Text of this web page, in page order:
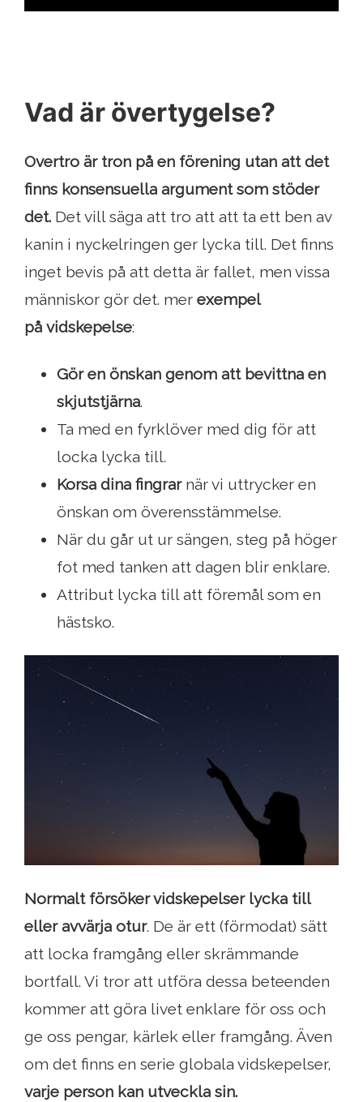
Vad är övertygelse?
Overtro är tron ​​på en förening utan att det
finns konsensuella argument som stöder
det. Det vill säga att tro att att ta ett ben av
kanin i nyckelringen ger lycka till. Det finns
inget bevis på att detta är fallet, men vissa
människor gör det. mer exempel
på vidskepelse:
Gör en önskan genom att bevittna en
skjutstjärna.
Ta med en fyrklöver med dig för att
locka lycka till.
Korsa dina fingrarnär vi uttrycker en
önskan om överensstämmelse.
När du går ut ur sängen, steg på höger
fot med tanken att dagen blir enklare.
Attribut lycka till att föremål som en
hästsko.
Normalt försöker vidskepelser lycka till
eller avvärja otur. De är ett (förmodat) sätt
att locka framgång eller skrämmande
bortfall. Vi tror att utföra dessa beteenden
kommer att göra livet enklare för oss och
ge oss pengar, kärlek eller framgång. Även
om det finns en serie globala vidskepelser,
varje person kan utveckla sin.